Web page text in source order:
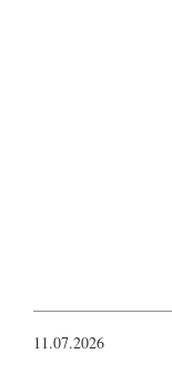
11.07.2026